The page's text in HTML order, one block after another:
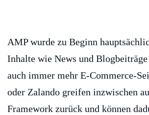
AMP wurde zu Beginn
Inhalte wie News und
auch immer mehr E-Commerce-
oder Zalando greifen inzwischen
Framework zurück und können